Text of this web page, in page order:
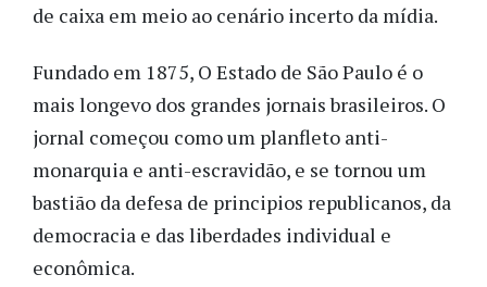
de caixa em meio ao cenário incerto da mídia.
Fundado em 1875, O Estado de São Paulo é o
mais longevo dos grandes jornais brasileiros. O
jornal começou como um planfleto anti-
monarquia e anti-escravidão, e se tornou um
bastião da defesa de principios republicanos, da
democracia e das liberdades individual e
econômica.